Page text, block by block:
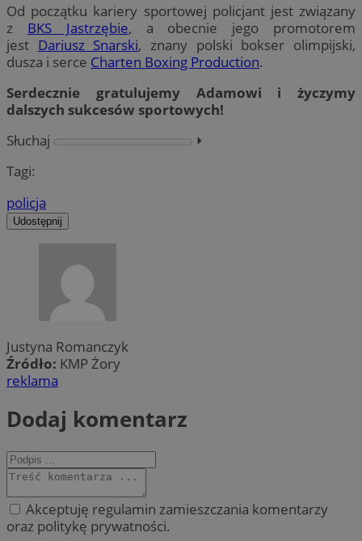
Od początku kariery sportowej policjant jest związany
z BKS Jastrzębie, a obecnie jego promotorem
jest Dariusz Snarski, znany polski bokser olimpijski,
dusza i serce Charten Boxing Production.
Serdecznie gratulujemy Adamowi i życzymy
dalszych sukcesów sportowych!
Słuchaj
⏵︎
Tagi:
policja
Udostępnij
Justyna Romanczyk
Źródło: KMP Żory
reklama
Dodaj komentarz
Akceptuję regulamin zamieszczania komentarzy
oraz politykę prywatności.